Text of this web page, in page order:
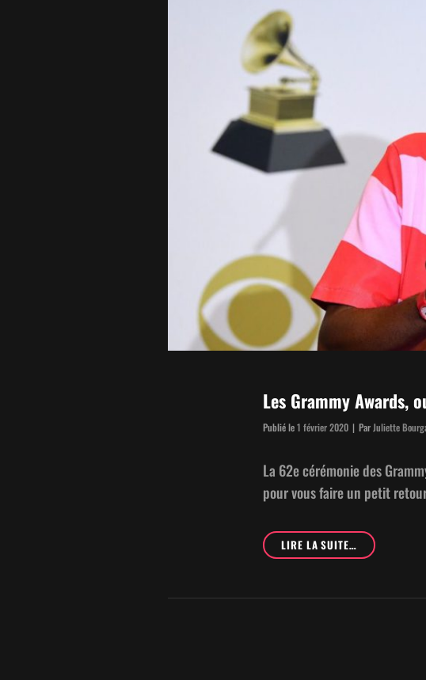
Les Grammy Awards,
Publié le1 février 2020 | Par Byline
Juliette
La 62e céré­monie des
pour vous faire un petit
LIRE LA SUITE… LES
GRAM­